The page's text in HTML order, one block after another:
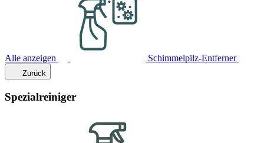
Alle anzeigen Schimmelpilz-Entferner
Zurück
Spezialreiniger